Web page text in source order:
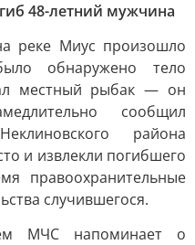
48-летний мужчина
реке Миус произошло
обнаружено тело
местный рыбак — он
сообщил
района
и извлекли погибшего
правоохранительные
случившегося.
МЧС напоминает о